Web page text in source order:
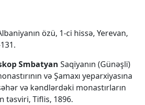
özü, 1-ci hissə, Yerevan,
Smbatyan Saqiyanın (Günəşli)
və Şamaxı yeparxiyasına
və kəndlərdəki monastırların
təsviri, Tiflis, 1896.